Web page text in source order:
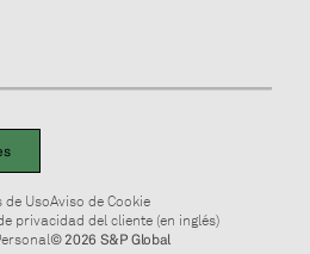
de UsoAviso de Cookie
privacidad del cliente (en inglés)
© 2026 S&P Global